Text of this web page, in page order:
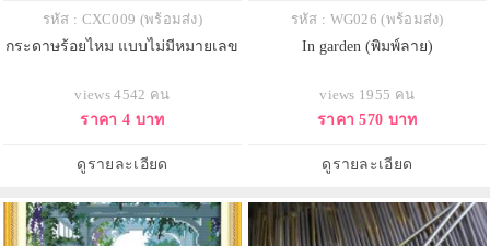
รหัส : CXC009 (พร้อมส่ง)
กระดาษร้อยไหม แบบไม่มีหมายเลข
views 4542 คน
ราคา 4 บาท
ดูรายละเอียด
รหัส : WG026 (พร้อมส่ง)
In garden (พิมพ์ลาย)
views 1955 คน
ราคา 570 บาท
ดูรายละเอียด